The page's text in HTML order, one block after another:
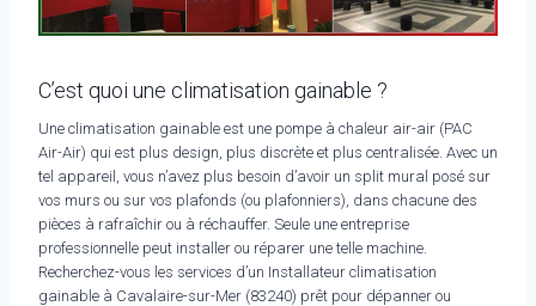
C’est quoi une climatisation gainable ?
Une climatisation gainable est une pompe à chaleur air-air (PAC
Air-Air) qui est plus design, plus discrète et plus centralisée. Avec un
tel appareil, vous n’avez plus besoin d’avoir un split mural posé sur
vos murs ou sur vos plafonds (ou plafonniers), dans chacune des
pièces à rafraîchir ou à réchauffer. Seule une entreprise
professionnelle peut installer ou réparer une telle machine.
Recherchez-vous les services d’un Installateur climatisation
gainable à Cavalaire-sur-Mer (83240) prêt pour dépanner ou